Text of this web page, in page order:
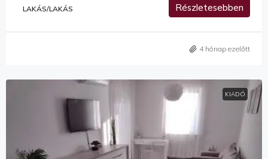
LAKÁS/LAKÁS Részletesebben
4 hónap ezelőtt
KIADÓ